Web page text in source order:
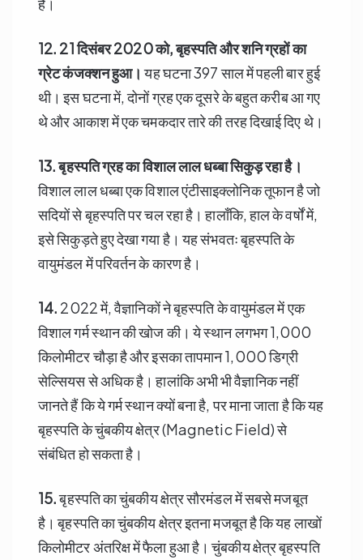
12. 21 दिसंबर 2020 को, बृहस्पति और शनि ग्रहों का
ग्रेट कंजक्शन हुआ। यह घटना 397 साल में पहली बार हुई
थी। इस घटना में, दोनों ग्रह एक दूसरे के बहुत करीब आ गए
थे और आकाश में एक चमकदार तारे की तरह दिखाई दिए थे।
13.बृहस्पति ग्रह का विशाल लाल धब्बा सिकुड़ रहा है।
विशाल लाल धब्बा एक विशाल एंटीसाइक्लोनिक तूफान है जो
सदियों से बृहस्पति पर चल रहा है। हालाँकि, हाल के वर्षों में,
इसे सिकुड़ते हुए देखा गया है। यह संभवतः बृहस्पति के
वायुमंडल में परिवर्तन के कारण है।
14. 2022 में, वैज्ञानिकों ने बृहस्पति के वायुमंडल में एक
विशाल गर्म स्थान की खोज की। ये स्थान लगभग 1,000
किलोमीटर चौड़ा है और इसका तापमान 1,000 डिग्री
सेल्सियस से अधिक है। हालांकि अभी भी वैज्ञानिक नहीं
जानते हैं कि ये गर्म स्थान क्यों बना है, पर माना जाता है कि यह
बृहस्पति के चुंबकीय क्षेत्र (Magnetic Field) से
संबंधित हो सकता है।
15.बृहस्पति का चुंबकीय क्षेत्र सौरमंडल में सबसे मजबूत
है। बृहस्पति का चुंबकीय क्षेत्र इतना मजबूत है कि यह लाखों
किलोमीटर अंतरिक्ष में फैला हुआ है। चुंबकीय क्षेत्र बृहस्पति